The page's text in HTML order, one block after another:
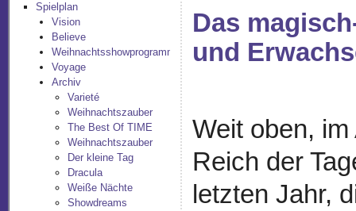
Spielplan
Vision
Believe
Weihnachtsshowprogramm
Voyage
Archiv
Varieté
Weihnachtszauber
The Best Of TIME
Weihnachtszauber
Der kleine Tag
Dracula
Weiße Nächte
Showdreams
Das
und
Weit oben,
Reich der
letzten Jahr,